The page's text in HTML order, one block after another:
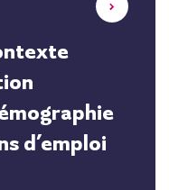
d’emploi